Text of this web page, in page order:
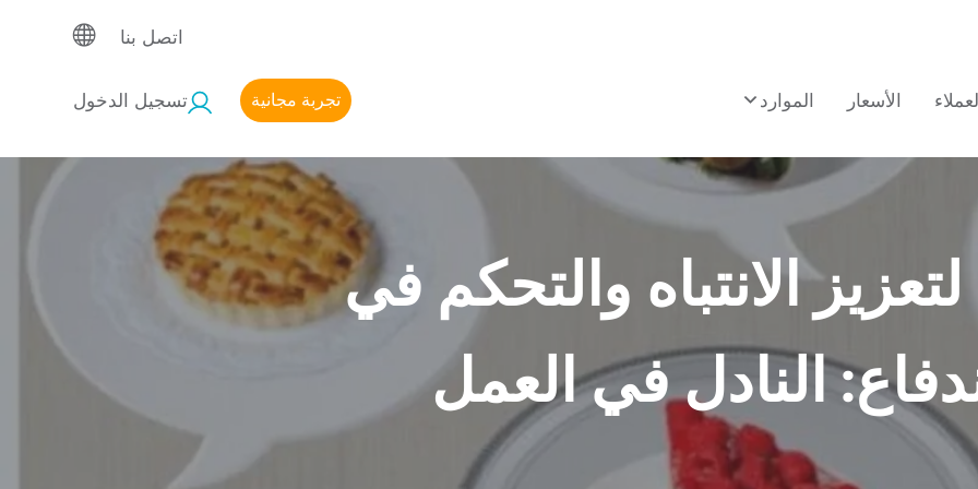
الأسعار الموارد تجربة مجانية تسجيل الدخول
اتصل بنا
الانتباه والتحكم في
النادل في العمل